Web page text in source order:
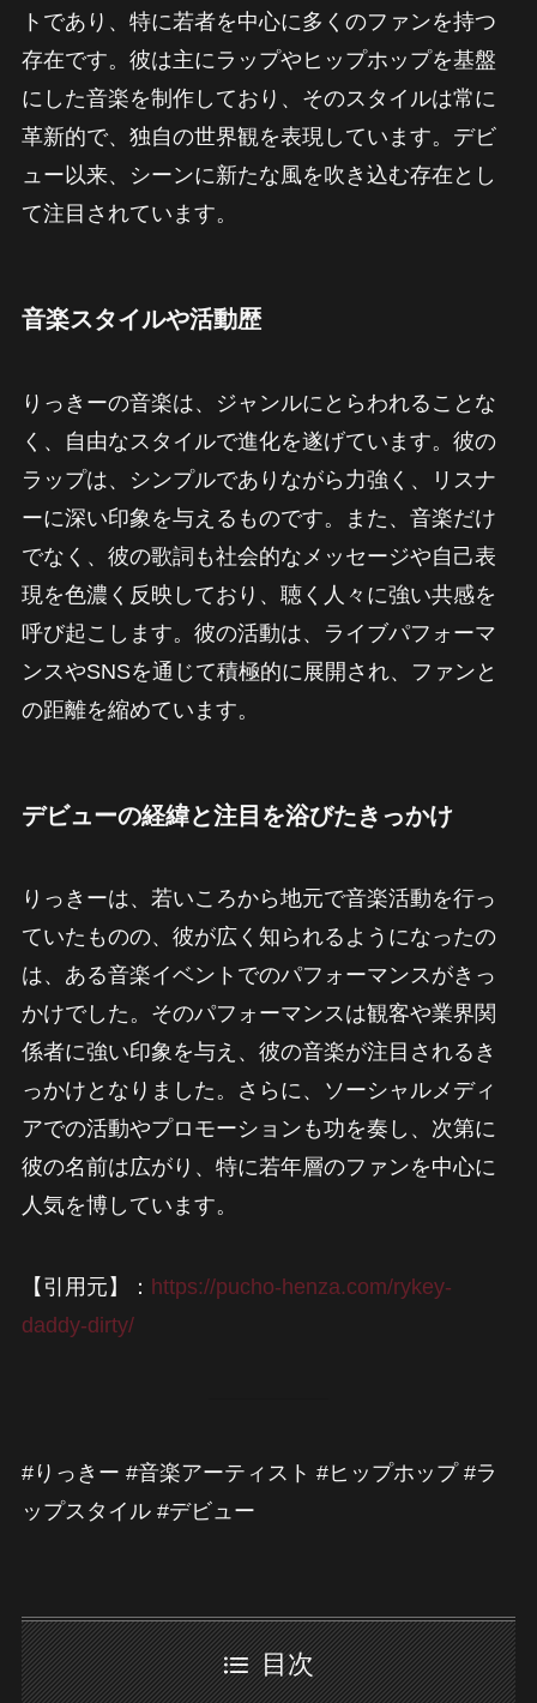
トであり、特に若者を中心に多くのファンを持つ
存在です。彼は主にラップやヒップホップを基盤
にした音楽を制作しており、そのスタイルは常に
革新的で、独自の世界観を表現しています。デビ
ュー以来、シーンに新たな風を吹き込む存在とし
て注目されています。
音楽スタイルや活動歴
りっきーの音楽は、ジャンルにとらわれることな
く、自由なスタイルで進化を遂げています。彼の
ラップは、シンプルでありながら力強く、リスナ
ーに深い印象を与えるものです。また、音楽だけ
でなく、彼の歌詞も社会的なメッセージや自己表
現を色濃く反映しており、聴く人々に強い共感を
呼び起こします。彼の活動は、ライブパフォーマ
ンスやSNSを通じて積極的に展開され、ファンと
の距離を縮めています。
デビューの経緯と注目を浴びたきっかけ
りっきーは、若いころから地元で音楽活動を行っ
ていたものの、彼が広く知られるようになったの
は、ある音楽イベントでのパフォーマンスがきっ
かけでした。そのパフォーマンスは観客や業界関
係者に強い印象を与え、彼の音楽が注目されるき
っかけとなりました。さらに、ソーシャルメディ
アでの活動やプロモーションも功を奏し、次第に
彼の名前は広がり、特に若年層のファンを中心に
人気を博しています。
【引用元】： https://pucho-henza.com/rykey-
daddy-dirty/
#りっきー #音楽アーティスト #ヒップホップ #ラ
ップスタイル #デビュー
目次